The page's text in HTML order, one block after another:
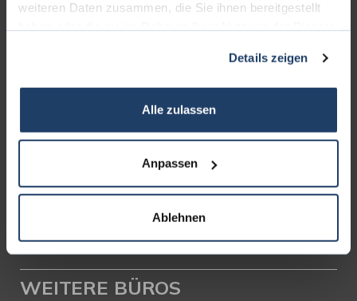
weiteren Daten zusammen, die Sie ihnen bereitgestellt
Details zeigen
Alle zulassen
Anpassen
Ablehnen
Sa. + So. nach Vereinbarung
Telefon: 06151-734 75 950
WEITERE BÜROS